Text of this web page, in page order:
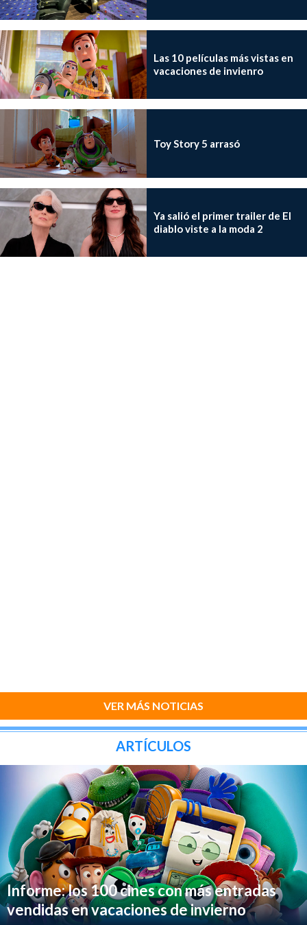
Las 10 películas más vistas en
vacaciones de invienro
Toy Story 5 arrasó
Ya salió el primer trailer de El
diablo viste a la moda 2
VER MÁS NOTICIAS
ARTÍCULOS
Informe: los 100 cines con más entradas
vendidas en vacaciones de invierno